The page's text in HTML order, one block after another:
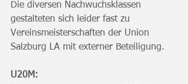
Die diversen Nachwuchsklassen
gestalteten sich leider fast zu
Vereinsmeisterschaften der Union
Salzburg LA mit externer Beteiligung.
U20M: